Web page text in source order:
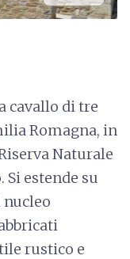
cavallo di tre
Romagna, in
Naturale
Si estende su
nucleo
rustico e